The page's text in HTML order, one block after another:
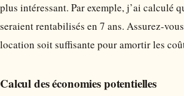
plus intéressant. Par exemple, j’ai calculé
seraient rentabilisés en 7 ans. Assurez-
location soit suffisante pour amortir les
Calcul des économies potentielles